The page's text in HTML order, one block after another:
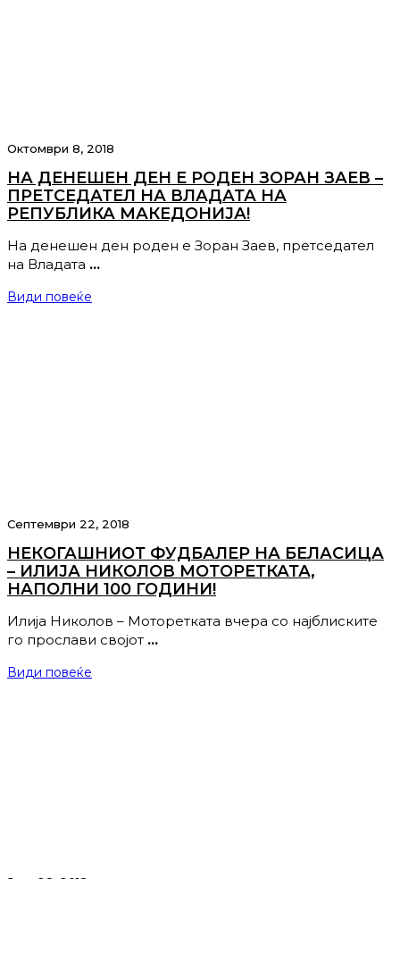
Октомври 8, 2018
НА ДЕНЕШЕН ДЕН Е РОДЕН ЗОРАН ЗАЕВ –
ПРЕТСЕДАТЕЛ НА ВЛАДАТА НА
РЕПУБЛИКА МАКЕДОНИЈА!
На денешен ден роден е Зоран Заев, претседател
на Владата …
Види повеќе
Септември 22, 2018
НЕКОГАШНИОТ ФУДБАЛЕР НА БЕЛАСИЦА
– ИЛИЈА НИКОЛОВ МОТОРЕТКАТА,
НАПОЛНИ 100 ГОДИНИ!
Илија Николов – Моторетката вчера со најблиските
го прослави својот …
Види повеќе
Јули 28, 2018